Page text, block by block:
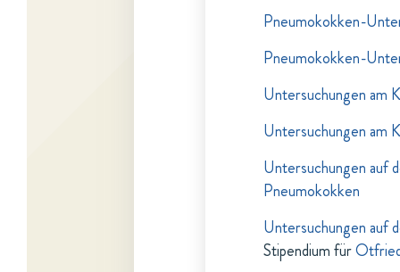
Pneumokokken-
Pneumokokken-
Untersuchungen am
Untersuchungen am
Untersuchungen auf
Pneumokokken
Untersuchungen auf
Stipendium für